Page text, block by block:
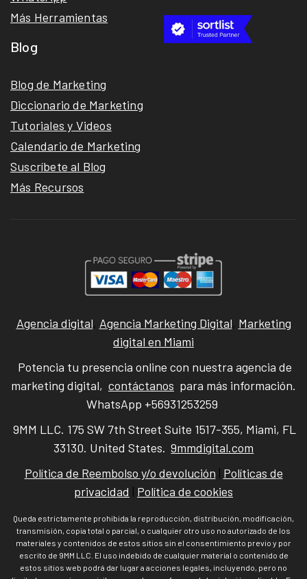
Más Herramientas
Blog
Blog de Marketing
Diccionario de Marketing
Tutoriales y Videos
Calendario de Marketing
Suscríbete al Blog
Más Recursos
Agencia digital, Agencia Marketing Digital, Marketing
digital en Miami
Potencia tu presencia online con nuestra agencia de
marketing digital, contáctanos para más información.
WhatsApp +56931253259
9MM LLC. 175 SW 7th Street Suite 1517-355, Miami, FL
33130. United States. 9mmdigital.com
Política de Reembolso y/o devolución | Políticas de
privacidad | Política de cookies
Queda estrictamente prohibida la reproducción, distribución, modificación,
transmisión, copia total o parcial, o cualquier otro uso no autorizado de los
materiales y contenidos de estos sitios sin el consentimiento previo y por
escrito de 9MM LLC. El uso indebido de cualquier material o contenido de
estos sitios web podrá dar lugar a acciones legales, incluyendo, pero no